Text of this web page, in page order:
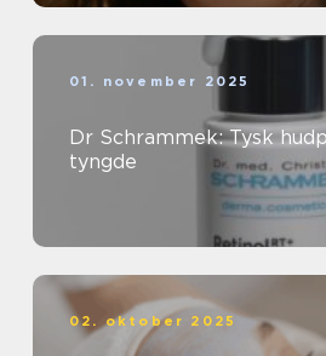
01. november 2025
Dr Schrammek: Tysk
tyngde
02. oktober 2025